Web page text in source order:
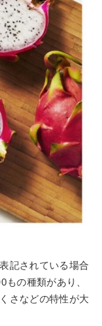
記されている場合
の種類があり、
さなどの特性が大